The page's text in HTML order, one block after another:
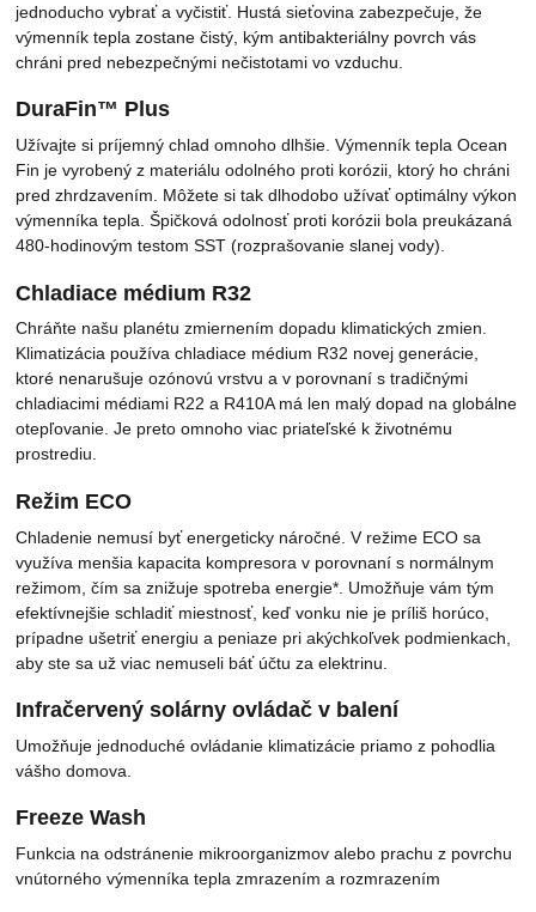
jednoducho vybrať a vyčistiť. Hustá sieťovina zabezpečuje, že
výmenník tepla zostane čistý, kým antibakteriálny povrch vás
chráni pred nebezpečnými nečistotami vo vzduchu.
DuraFin™ Plus
Užívajte si príjemný chlad omnoho dlhšie. Výmenník tepla Ocean
Fin je vyrobený z materiálu odolného proti korózii, ktorý ho chráni
pred zhrdzavením. Môžete si tak dlhodobo užívať optimálny výkon
výmenníka tepla. Špičková odolnosť proti korózii bola preukázaná
480-hodinovým testom SST (rozprašovanie slanej vody).
Chladiace médium R32
Chráňte našu planétu zmiernením dopadu klimatických zmien.
Klimatizácia používa chladiace médium R32 novej generácie,
ktoré nenarušuje ozónovú vrstvu a v porovnaní s tradičnými
chladiacimi médiami R22 a R410A má len malý dopad na globálne
otepľovanie. Je preto omnoho viac priateľské k životnému
prostrediu.
Režim ECO
Chladenie nemusí byť energeticky náročné. V režime ECO sa
využíva menšia kapacita kompresora v porovnaní s normálnym
režimom, čím sa znižuje spotreba energie*. Umožňuje vám tým
efektívnejšie schladiť miestnosť, keď vonku nie je príliš horúco,
prípadne ušetriť energiu a peniaze pri akýchkoľvek podmienkach,
aby ste sa už viac nemuseli báť účtu za elektrinu.
Infračervený solárny ovládač v balení
Umožňuje jednoduché ovládanie klimatizácie priamo z pohodlia
vášho domova.
Freeze Wash
Funkcia na odstránenie mikroorganizmov alebo prachu z povrchu
vnútorného výmenníka tepla zmrazením a rozmrazením